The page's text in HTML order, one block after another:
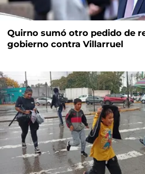
Quirno sumó otro pedido de
gobierno contra Villarruel